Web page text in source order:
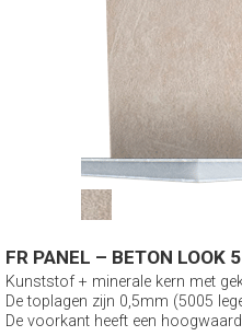
FR PANEL – BETON LOOK
Kunststof + minerale kern met
De toplagen zijn 0,5mm (5005
De voorkant heeft een